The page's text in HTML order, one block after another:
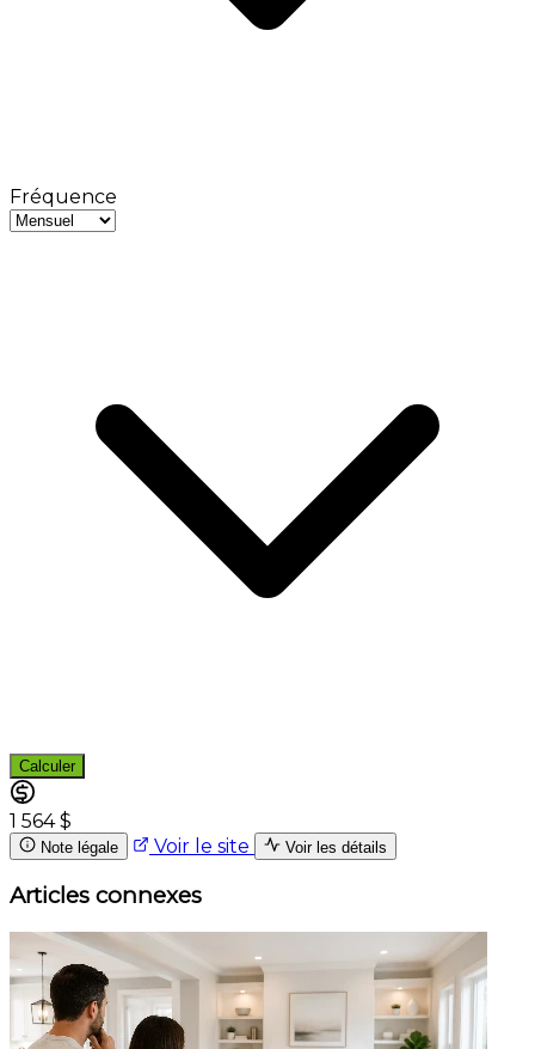
Fréquence
Calculer
1 564 $
Note légale Voir le site Voir les détails
Articles connexes